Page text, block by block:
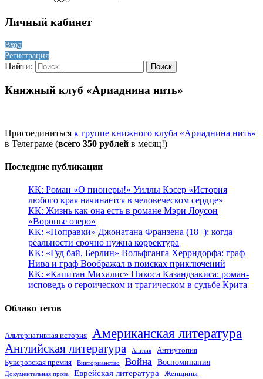
Личный кабинет
Вход
Регистрация
Найти:
Книжный клуб «Ариаднина нить»
Присоединиться к группе книжного клуба «Ариаднина нить»
в Телеграме (всего 350 рублей в месяц!)
Последние публикации
КК: Роман «О пионеры!» Уиллы Кэсер «История
любого края начинается в человеческом сердце»
КК: Жизнь как она есть в романе Мэри Лоусон
«Воронье озеро»
КК: «Поправки» Джонатана Франзена (18+): когда
реальности срочно нужна корректура
КК: «Гуд бай, Берлин» Вольфганга Херрндорфа: граф
Нива и граф Воображал в поисках приключений
КК: «Капитан Михалис» Никоса Казандзакиса: роман-
исповедь о героическом и трагическом в судьбе Крита
Облако тегов
Альтернативная история Американская литература
Английская литература Англия
Антиутопия
Букеровская премия
Викторианство Война Воспоминания
Документальная проза Еврейская литература
Женщины